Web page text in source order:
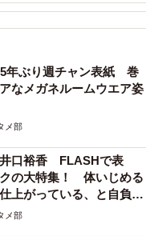
年ぶり週チャン表紙 巻
なメガネルームウエア姿
メ部
口裕香 FLASHで表
の大特集！ 体いじめる
上がっている、と自負し
なっても理想の身体でい
メ部